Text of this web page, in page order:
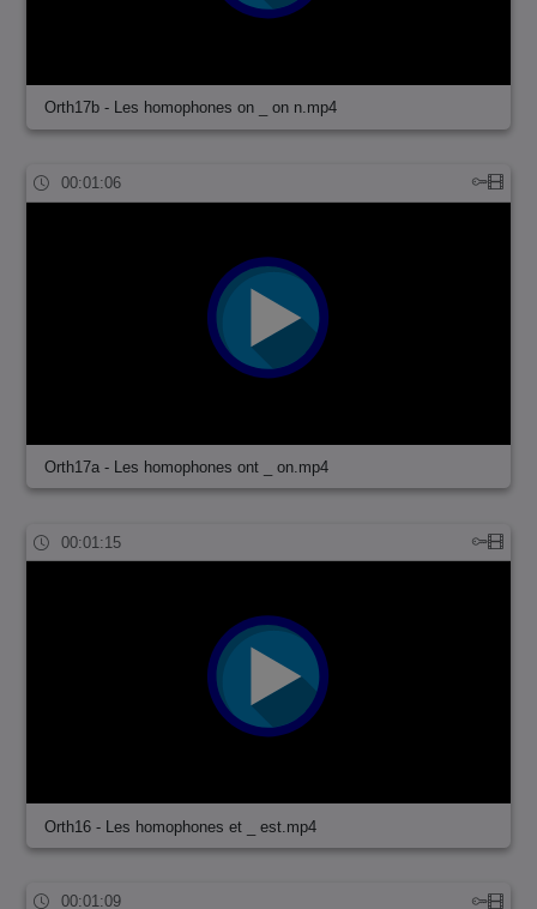
Orth17b - Les homophones on _ on n.mp4
00:01:06
Orth17a - Les homophones ont _ on.mp4
00:01:15
Orth16 - Les homophones et _ est.mp4
00:01:09